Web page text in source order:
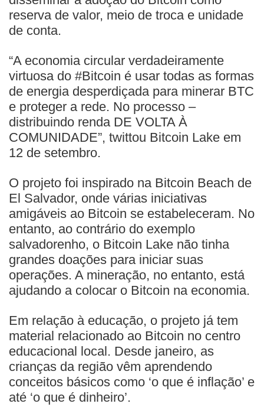
reserva de valor, meio de troca e unidade
de conta.
“A economia circular verdadeiramente
virtuosa do #Bitcoin é usar todas as formas
de energia desperdiçada para minerar BTC
e proteger a rede. No processo –
distribuindo renda DE VOLTA À
COMUNIDADE”, twittou Bitcoin Lake em
12 de setembro.
O projeto foi inspirado na Bitcoin Beach de
El Salvador, onde várias iniciativas
amigáveis ​​ao Bitcoin se estabeleceram. No
entanto, ao contrário do exemplo
salvadorenho, o Bitcoin Lake não tinha
grandes doações para iniciar suas
operações. A mineração, no entanto, está
ajudando a colocar o Bitcoin na economia.
Em relação à educação, o projeto já tem
material relacionado ao Bitcoin no centro
educacional local. Desde janeiro, as
crianças da região vêm aprendendo
conceitos básicos como ‘o que é inflação’ e
até ‘o que é dinheiro’.